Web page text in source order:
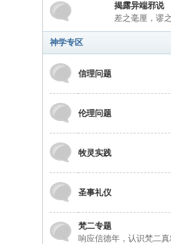
揭露异端邪说
差之毫厘，谬
神学专区
信理问题
伦理问题
牧灵实践
圣事礼仪
梵二专题
响应信德年，认识梵二真